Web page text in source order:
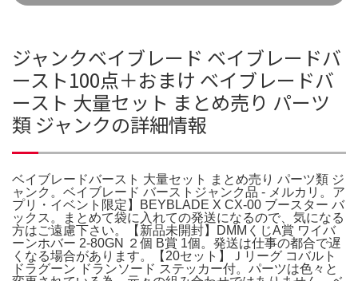
ジャンクベイブレード ベイブレードバ
ースト100点＋おまけ ベイブレードバ
ースト 大量セット まとめ売り パーツ
類 ジャンクの詳細情報
ベイブレードバースト 大量セット まとめ売り パーツ類 ジ
ャンク。ベイブレード バーストジャンク品 - メルカリ。ア
プリ・イベント限定】BEYBLADE X CX-00 ブースター バ
ックス。まとめて袋に入れての発送になるので、気になる
方はご遠慮下さい。【新品未開封】DMMくじA賞 ワイバ
ーンホバー 2-80GN ２個 B賞 1個。発送は仕事の都合で遅
くなる場合があります。【20セット】Ｊリーグ コバルト
ドラグーン ドランソード ステッカー付。パーツは色々と